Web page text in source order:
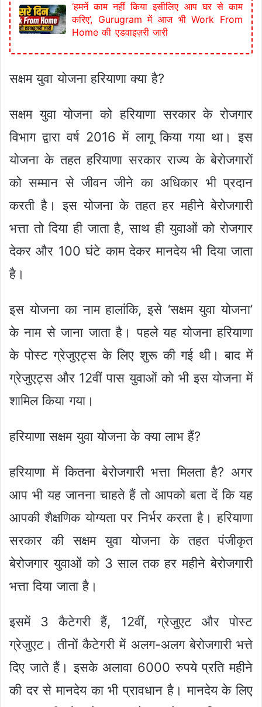
‘हमनें काम नहीं किया इसीलिए आप घर से काम
करिए’, Gurugram में आज भी Work From
Home की एडवाइज़री जारी
सक्षम युवा योजना हरियाणा क्या है?
सक्षम युवा योजना को हरियाणा सरकार के रोजगार
विभाग द्वारा वर्ष 2016 में लागू किया गया था। इस
योजना के तहत हरियाणा सरकार राज्य के बेरोजगारों
को सम्मान से जीवन जीने का अधिकार भी प्रदान
करती है। इस योजना के तहत हर महीने बेरोजगारी
भत्ता तो दिया ही जाता है, साथ ही युवाओं को रोजगार
देकर और 100 घंटे काम देकर मानदेय भी दिया जाता
है।
इस योजना का नाम हालांकि, इसे ‘सक्षम युवा योजना’
के नाम से जाना जाता है। पहले यह योजना हरियाणा
के पोस्ट ग्रेजुएट्स के लिए शुरू की गई थी। बाद में
ग्रेजुएट्स और 12वीं पास युवाओं को भी इस योजना में
शामिल किया गया।
हरियाणा सक्षम युवा योजना के क्या लाभ हैं?
हरियाणा में कितना बेरोजगारी भत्ता मिलता है? अगर
आप भी यह जानना चाहते हैं तो आपको बता दें कि यह
आपकी शैक्षणिक योग्यता पर निर्भर करता है। हरियाणा
सरकार की सक्षम युवा योजना के तहत पंजीकृत
बेरोजगार युवाओं को 3 साल तक हर महीने बेरोजगारी
भत्ता दिया जाता है।
इसमें 3 कैटेगरी हैं, 12वीं, ग्रेजुएट और पोस्ट
ग्रेजुएट। तीनों कैटेगरी में अलग-अलग बेरोजगारी भत्ते
दिए जाते हैं। इसके अलावा 6000 रुपये प्रति महीने
की दर से मानदेय का भी प्रावधान है। मानदेय के लिए